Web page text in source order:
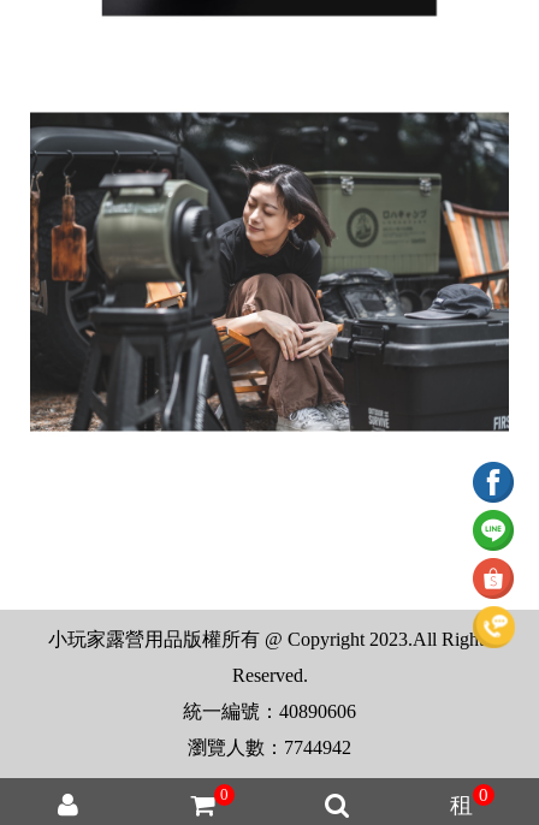
租 0
0
小玩家露營用品版權所有 @ Copyright 2023.All Rights
Reserved.
統一編號：40890606
瀏覽人數：7744942